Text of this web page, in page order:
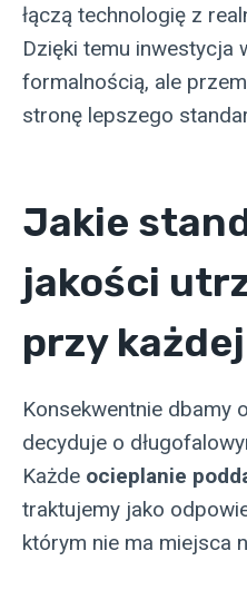
łączą technologię z
Dzięki temu inwestycja
formalnością, ale
stronę lepszego
Jakie
jakości
przy
Konsekwentnie dbamy
decyduje o
Każde ocieplanie
traktujemy jako
którym nie ma miejsca